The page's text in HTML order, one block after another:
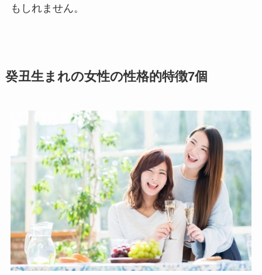
もしれません。
癸丑生まれの女性の性格的特徴7個